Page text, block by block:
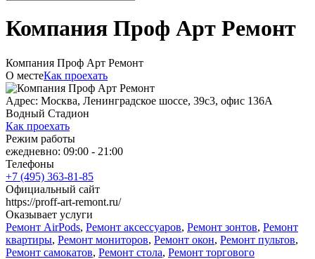
Компания Проф Арт Ремонт
Компания Проф Арт Ремонт
О местеКак проехать
Адрес: Москва, Ленинградское шоссе, 39с3, офис 136А
Водный Стадион
Как проехать
Режим работы
ежедневно: 09:00 - 21:00
Телефоны
+7 (495) 363-81-85
Официальный сайт
https://proff-art-remont.ru/
Оказывает услуги
Ремонт AirPods, Ремонт аксессуаров, Ремонт зонтов, Ремонт
квартиры, Ремонт мониторов, Ремонт окон, Ремонт пультов,
Ремонт самокатов, Ремонт стола, Ремонт торгового